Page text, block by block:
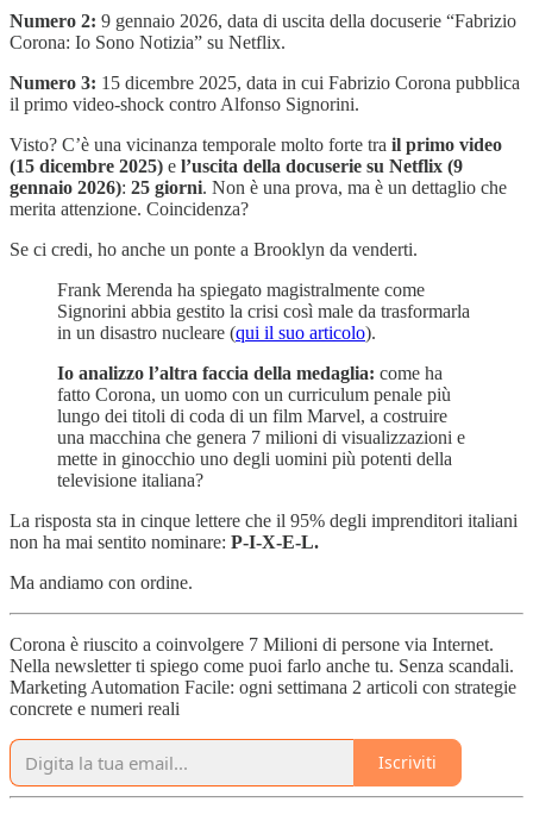
Numero 2: 9 gennaio 2026, data di uscita della docuserie “Fabrizio
Corona: Io Sono Notizia” su Netflix.
Numero 3: 15 dicembre 2025, data in cui Fabrizio Corona pubblica
il primo video-shock contro Alfonso Signorini.
Visto? C’è una vicinanza temporale molto forte tra il primo video
(15 dicembre 2025) e l’uscita della docuserie su Netflix (9
gennaio 2026): 25 giorni. Non è una prova, ma è un dettaglio che
merita attenzione. Coincidenza?
Se ci credi, ho anche un ponte a Brooklyn da venderti.
Frank Merenda ha spiegato magistralmente come
Signorini abbia gestito la crisi così male da trasformarla
in un disastro nucleare (qui il suo articolo).
Io analizzo l’altra faccia della medaglia: come ha
fatto Corona, un uomo con un curriculum penale più
lungo dei titoli di coda di un film Marvel, a costruire
una macchina che genera 7 milioni di visualizzazioni e
mette in ginocchio uno degli uomini più potenti della
televisione italiana?
La risposta sta in cinque lettere che il 95% degli imprenditori italiani
non ha mai sentito nominare: P-I-X-E-L.
Ma andiamo con ordine.
Corona è riuscito a coinvolgere 7 Milioni di persone via Internet.
Nella newsletter ti spiego come puoi farlo anche tu. Senza scandali.
Marketing Automation Facile: ogni settimana 2 articoli con strategie
concrete e numeri reali
Iscriviti